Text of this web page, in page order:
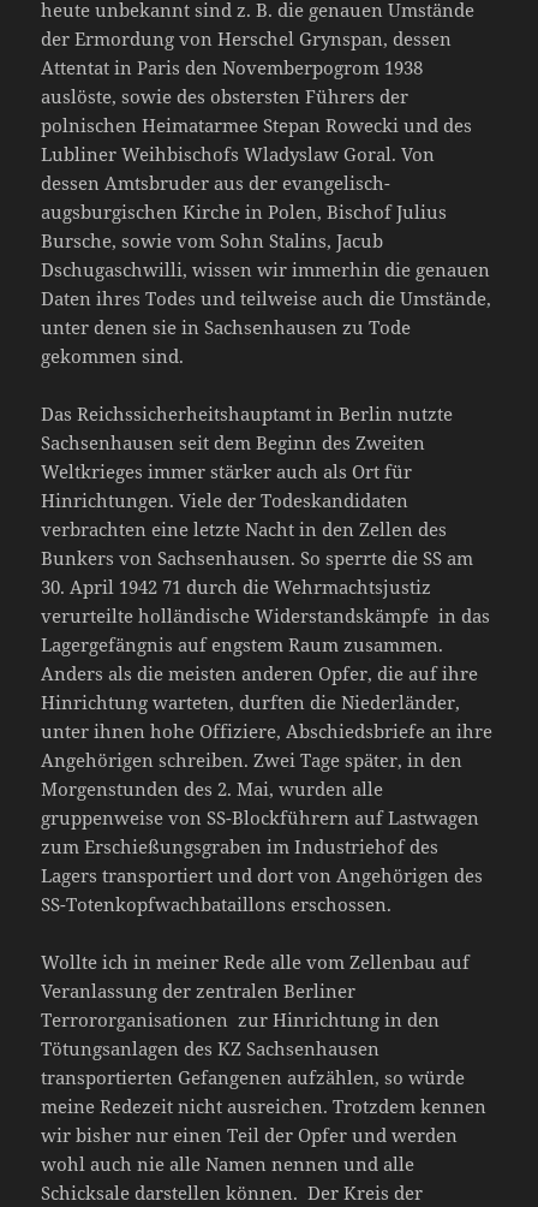
heute unbekannt sind z. B. die genauen Umstände
der Ermordung von Herschel Grynspan, dessen
Attentat in Paris den Novemberpogrom 1938
auslöste, sowie des obstersten Führers der
polnischen Heimatarmee Stepan Rowecki und des
Lubliner Weihbischofs Wladyslaw Goral. Von
dessen Amtsbruder aus der evangelisch-
augsburgischen Kirche in Polen, Bischof Julius
Bursche, sowie vom Sohn Stalins, Jacub
Dschugaschwilli, wissen wir immerhin die genauen
Daten ihres Todes und teilweise auch die Umstände,
unter denen sie in Sachsenhausen zu Tode
gekommen sind.
Das Reichssicherheitshauptamt in Berlin nutzte
Sachsenhausen seit dem Beginn des Zweiten
Weltkrieges immer stärker auch als Ort für
Hinrichtungen. Viele der Todeskandidaten
verbrachten eine letzte Nacht in den Zellen des
Bunkers von Sachsenhausen. So sperrte die SS am
30. April 1942 71 durch die Wehrmachtsjustiz
verurteilte holländische Widerstandskämpfe in das
Lagergefängnis auf engstem Raum zusammen.
Anders als die meisten anderen Opfer, die auf ihre
Hinrichtung warteten, durften die Niederländer,
unter ihnen hohe Offiziere, Abschiedsbriefe an ihre
Angehörigen schreiben. Zwei Tage später, in den
Morgenstunden des 2. Mai, wurden alle
gruppenweise von SS-Blockführern auf Lastwagen
zum Erschießungsgraben im Industriehof des
Lagers transportiert und dort von Angehörigen des
SS-Totenkopfwachbataillons erschossen.
Wollte ich in meiner Rede alle vom Zellenbau auf
Veranlassung der zentralen Berliner
Terrororganisationen zur Hinrichtung in den
Tötungsanlagen des KZ Sachsenhausen
transportierten Gefangenen aufzählen, so würde
meine Redezeit nicht ausreichen. Trotzdem kennen
wir bisher nur einen Teil der Opfer und werden
wohl auch nie alle Namen nennen und alle
Schicksale darstellen können. Der Kreis der